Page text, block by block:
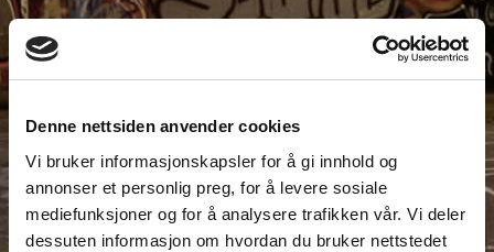
Denne nettsiden anvender cookies
Vi bruker informasjonskapsler for å gi innhold og
annonser et personlig preg, for å levere sosiale
mediefunksjoner og for å analysere trafikken vår. Vi deler
dessuten informasjon om hvordan du bruker nettstedet